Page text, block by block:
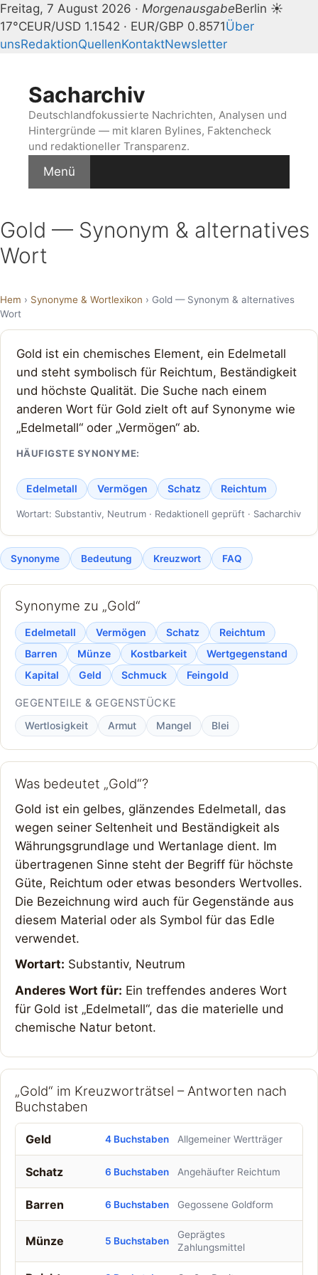
Freitag, 7 August 2026 · MorgenausgabeBerlin ☀
17°CEUR/USD 1.1542 · EUR/GBP 0.8571Über
unsRedaktionQuellenKontaktNewsletter
springenSacharchiv
Deutschlandfokussierte Nachrichten, Analysen und
Hintergründe — mit klaren Bylines, Faktencheck
und redaktioneller Transparenz.
Menü
Gold — Synonym & alternatives
Wort
Hem › Synonyme & Wortlexikon › Gold — Synonym & alternatives
Wort
Gold ist ein chemisches Element, ein Edelmetall
und steht symbolisch für Reichtum, Beständigkeit
und höchste Qualität. Die Suche nach einem
anderen Wort für Gold zielt oft auf Synonyme wie
„Edelmetall“ oder „Vermögen“ ab.
HÄUFIGSTE SYNONYME:
Edelmetall Vermögen Schatz Reichtum
Wortart: Substantiv, Neutrum · Redaktionell geprüft · Sacharchiv
Synonyme Bedeutung Kreuzwort FAQ
Synonyme zu „Gold“
Edelmetall Vermögen Schatz
Reichtum
Barren
Münze Kostbarkeit
Wertgegenstand
Kapital
Geld Schmuck Feingold
GEGENTEILE & GEGENSTÜCKE
Wertlosigkeit Armut Mangel Blei
Was bedeutet „Gold“?
Gold ist ein gelbes, glänzendes Edelmetall, das
wegen seiner Seltenheit und Beständigkeit als
Währungsgrundlage und Wertanlage dient. Im
übertragenen Sinne steht der Begriff für höchste
Güte, Reichtum oder etwas besonders Wertvolles.
Die Bezeichnung wird auch für Gegenstände aus
diesem Material oder als Symbol für das Edle
verwendet.
Wortart: Substantiv, Neutrum
Anderes Wort für: Ein treffendes anderes Wort
für Gold ist „Edelmetall“, das die materielle und
chemische Natur betont.
„Gold“ im Kreuzworträtsel – Antworten nach
Buchstaben
Geld 4 Buchstaben Allgemeiner Wertträger
Schatz 6 Buchstaben Angehäufter Reichtum
Barren 6 Buchstaben Gegossene Goldform
Münze 5 Buchstaben
Geprägtes
Zahlungsmittel